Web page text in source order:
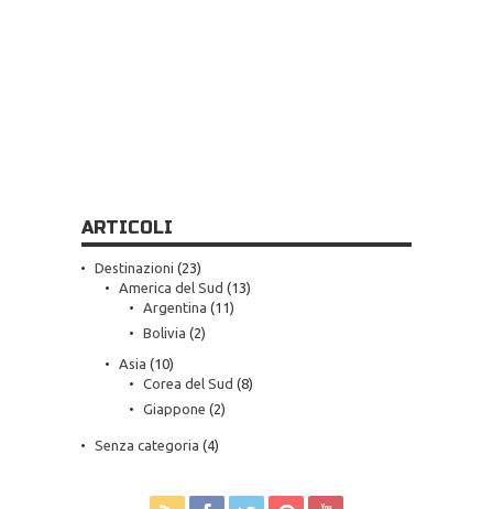
ARTICOLI
Destinazioni (23)
America del Sud (13)
Argentina (11)
Bolivia (2)
Asia (10)
Corea del Sud (8)
Giappone (2)
Senza categoria (4)